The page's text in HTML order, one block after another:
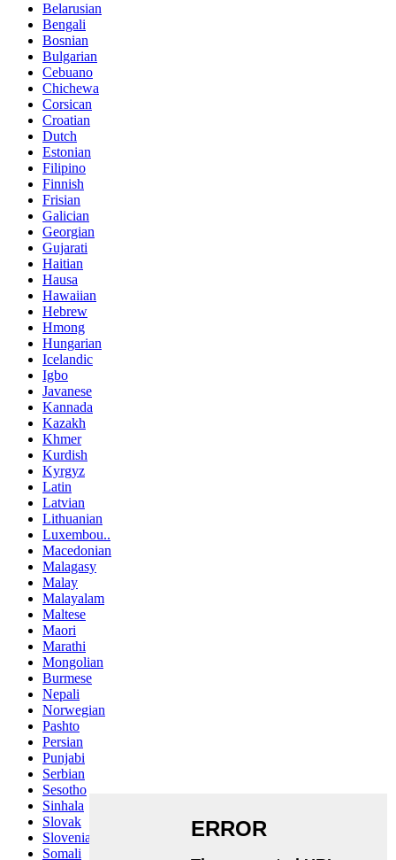
Belarusian
Bengali
Bosnian
Bulgarian
Cebuano
Chichewa
Corsican
Croatian
Dutch
Estonian
Filipino
Finnish
Frisian
Galician
Georgian
Gujarati
Haitian
Hausa
Hawaiian
Hebrew
Hmong
Hungarian
Icelandic
Igbo
Javanese
Kannada
Kazakh
Khmer
Kurdish
Kyrgyz
Latin
Latvian
Lithuanian
Luxembou..
Macedonian
Malagasy
Malay
Malayalam
Maltese
Maori
Marathi
Mongolian
Burmese
Nepali
Norwegian
Pashto
Persian
Punjabi
Serbian
Sesotho
Sinhala
Slovak
Slovenian
Somali